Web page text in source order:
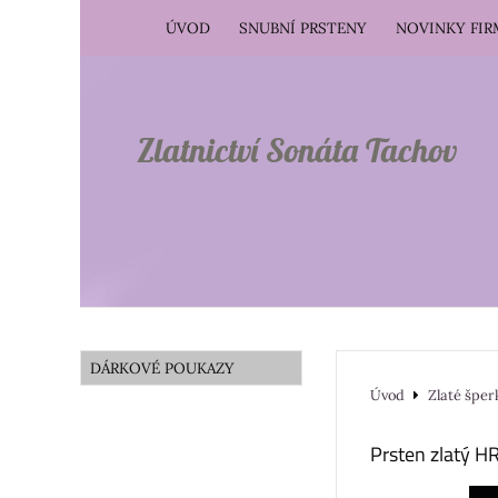
Zlatnictví Sonáta Tachov
ÚVOD SNUBNÍ PRSTENY NOVINKY
Úvod Zlaté
Prsten zlatý
DÁRKOVÉ POUKAZY